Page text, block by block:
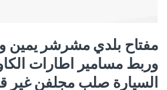
مفتاح بلدي مشرشر يمين
وربط مسامير اطارات
السيارة صلب مجلفن غير